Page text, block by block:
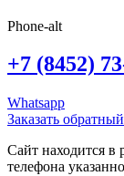
Phone-alt
+7 (8452)
Whatsapp
Заказать
Сайт находится в
телефона